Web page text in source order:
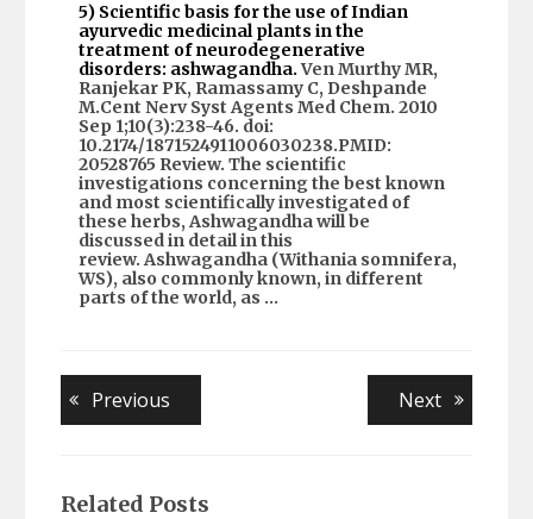
5) Scientific basis for the use of Indian
ayurvedic medicinal plants in the
treatment of neurodegenerative
disorders: ashwagandha.Ven Murthy MR,
Ranjekar PK, Ramassamy C, Deshpande
M.Cent Nerv Syst Agents Med Chem. 2010
Sep 1;10(3):238-46. doi:
10.2174/1871524911006030238.PMID:
20528765 Review. The scientific
investigations concerning the best known
and most scientifically investigated of
these herbs,Ashwagandhawill be
discussed in detail in this
review.Ashwagandha (Withania somnifera,
WS), also commonly known, in different
parts of the world, as …
Navegación
de
Previous NextNext
Related Posts